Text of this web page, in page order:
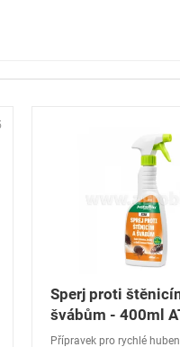
Sperj proti
švábům - 400ml
Přípravek pro rychlé